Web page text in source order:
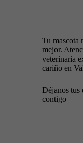
Tu mascota
mejor.
veterinaria
cariño en
Déjanos tus
contigo